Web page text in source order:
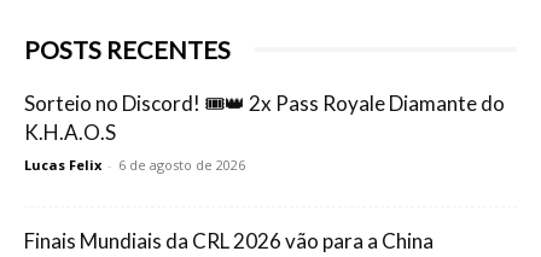
POSTS RECENTES
Sorteio no Discord! 🎟️👑 2x Pass Royale Diamante do
K.H.A.O.S
Lucas Felix - 6 de agosto de 2026
Finais Mundiais da CRL 2026 vão para a China